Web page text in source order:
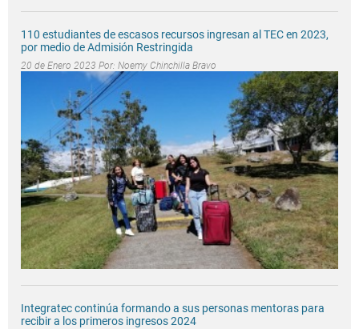
110 estudiantes de escasos recursos ingresan al TEC en 2023,
por medio de Admisión Restringida
20 de Enero 2023 Por: Noemy Chinchilla Bravo
Integratec continúa formando a sus personas mentoras para
recibir a los primeros ingresos 2024